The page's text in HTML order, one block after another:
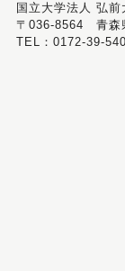
国立大学法人 弘
〒036-8564 青森
TEL：0172-39-